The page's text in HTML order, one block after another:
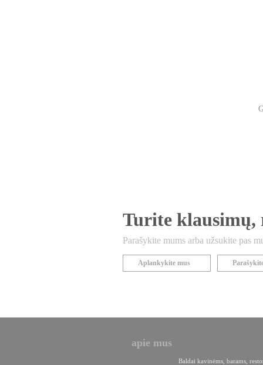
Turite klausimų,
Parašykite mums arba užsukite pas
Aplankykite mus
apie mus
Baldai kavinėms, barams,